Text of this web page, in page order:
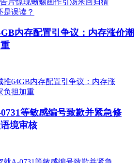
内存配置引争议：内存涨价潮
等敏感编号致歉并紧急修
境审核